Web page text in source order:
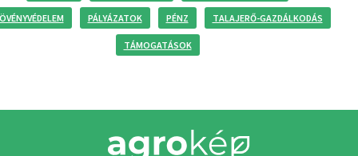
PÁLYÁZATOK PÉNZ TALAJERŐ-GAZDÁLKODÁS
TÁMOGATÁSOK